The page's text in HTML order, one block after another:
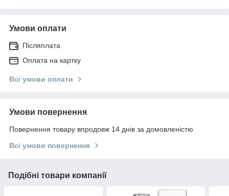
Умови оплати
Післяплата
Оплата на картку
Всі умови оплати
Умови повернення
Повернення товару впродовж 14 днів за домовленістю
Всі умови повернення
Подібні товари компанії